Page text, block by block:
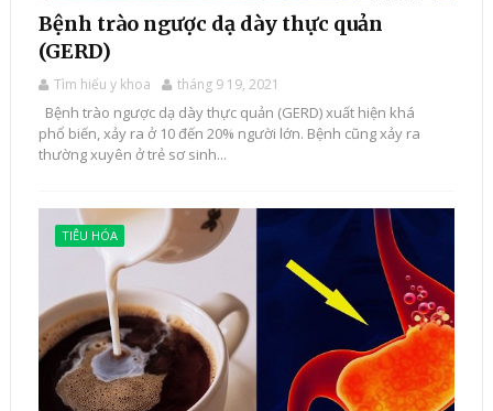
Bệnh trào ngược dạ dày thực quản
(GERD)
Tìm hiểu y khoa tháng 9 19, 2021
Bệnh trào ngược dạ dày thực quản (GERD) xuất hiện khá
phổ biến, xảy ra ở 10 đến 20% người lớn. Bệnh cũng xảy ra
thường xuyên ở trẻ sơ sinh...
TIÊU HÓA